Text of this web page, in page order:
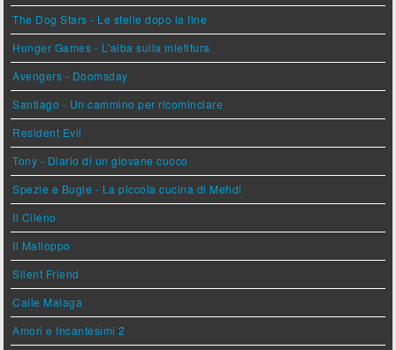
The Dog Stars - Le stelle dopo la fine
Hunger Games - L'alba sulla mietitura
Avengers - Doomsday
Santiago - Un cammino per ricominciare
Resident Evil
Tony - Diario di un giovane cuoco
Spezie e Bugie - La piccola cucina di Mehdi
Il Cileno
Il Malloppo
Silent Friend
Calle Malaga
Amori e Incantesimi 2